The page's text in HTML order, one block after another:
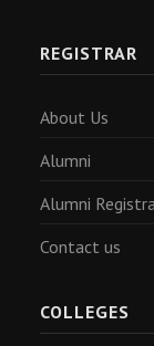
REGISTRAR
About Us
Alumni
Alumni
Contact us
COLLEGES